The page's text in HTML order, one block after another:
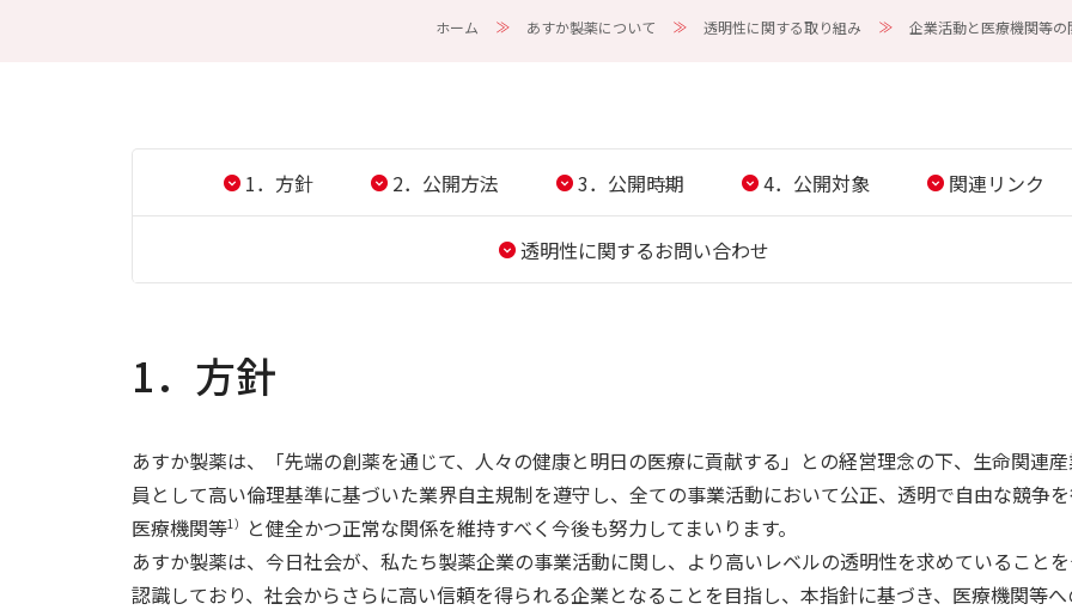
ホーム あすか製薬について 透明性に関する取り組み 企業活動と医療機関等
1．方針 2．公開方法 3．公開時期 4．公開対象 関連リンク
透明性に関するお問い合わせ
1．方針
あすか製薬は、「先端の創薬を通じて、人々の健康と明日の医療に貢献する」との経営理念の下、生命関連
員として高い倫理基準に基づいた業界自主規制を遵守し、全ての事業活動において公正、透明で自由な競争
医療機関等1）
と健全かつ正常な関係を維持すべく今後も努力してまいります。
あすか製薬は、今日社会が、私たち製薬企業の事業活動に関し、より高いレベルの透明性を求めていること
認識しており、社会からさらに高い信頼を得られる企業となることを目指し、本指針に基づき、医療機関等